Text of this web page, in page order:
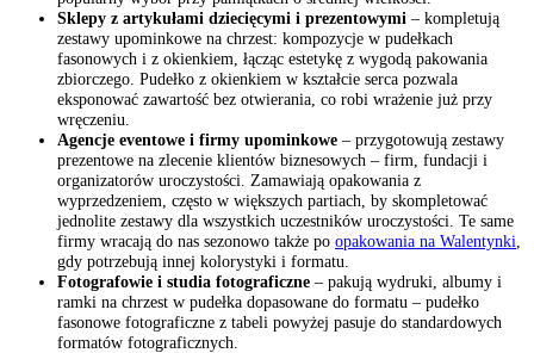
Sklepy z artykułami dziecięcymi i prezentowymi – kompletują
zestawy upominkowe na chrzest: kompozycje w pudełkach
fasonowych i z okienkiem, łącząc estetykę z wygodą pakowania
zbiorczego. Pudełko z okienkiem w kształcie serca pozwala
eksponować zawartość bez otwierania, co robi wrażenie już przy
wręczeniu.
Agencje eventowe i firmy upominkowe – przygotowują zestawy
prezentowe na zlecenie klientów biznesowych – firm, fundacji i
organizatorów uroczystości. Zamawiają opakowania z
wyprzedzeniem, często w większych partiach, by skompletować
jednolite zestawy dla wszystkich uczestników uroczystości. Te same
firmy wracają do nas sezonowo także po opakowania na Walentynki
gdy potrzebują innej kolorystyki i formatu.
Fotografowie i studia fotograficzne – pakują wydruki, albumy i
ramki na chrzest w pudełka dopasowane do formatu – pudełko
fasonowe fotograficzne z tabeli powyżej pasuje do standardowych
formatów fotograficznych.